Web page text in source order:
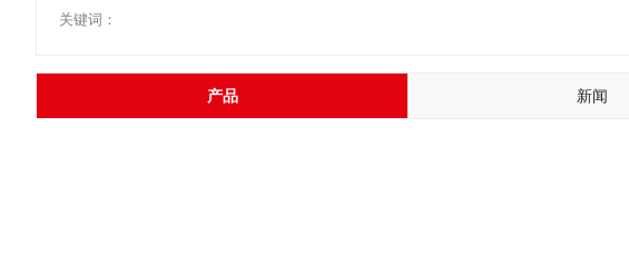
关键词：
产品 新闻